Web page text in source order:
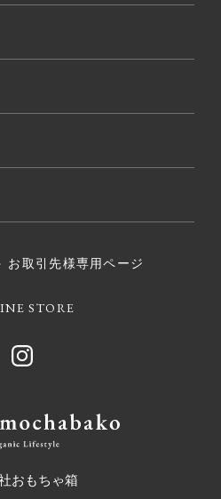
お取引先様専用ページ
STORE
おもちゃ箱